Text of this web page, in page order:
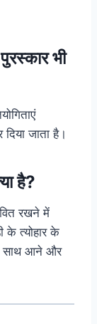
भी
जाता है।
है?
रखने में
के त्योहार के
साथ आने और